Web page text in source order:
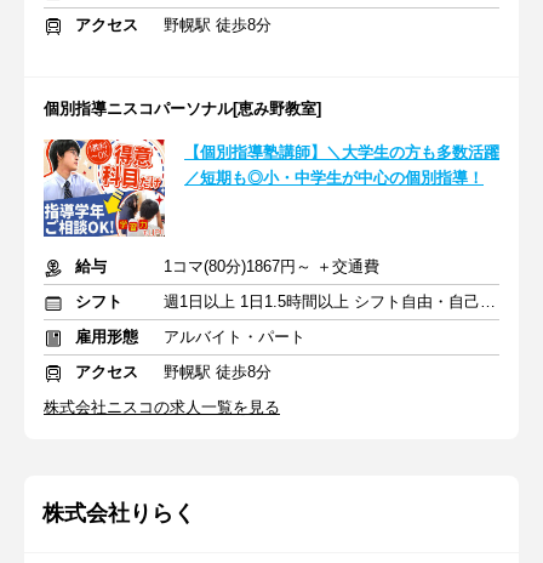
アクセス
野幌駅 徒歩8分
個別指導ニスコパーソナル[恵み野教室]
【個別指導塾講師】＼大学生の方も多数活躍
／短期も◎小・中学生が中心の個別指導！
給与
1コマ(80分)1867円～ ＋交通費
シフト
週1日以上 1日1.5時間以上 シフト自由・自己申告
雇用形態
アルバイト・パート
アクセス
野幌駅 徒歩8分
株式会社ニスコの求人一覧を見る
株式会社りらく